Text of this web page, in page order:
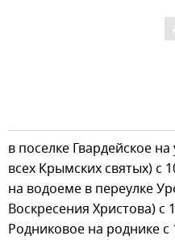
в поселке Гвардейское
всех Крымских святых) с
на водоеме в переулке
Воскресения Христова) с
Родниковое на роднике с